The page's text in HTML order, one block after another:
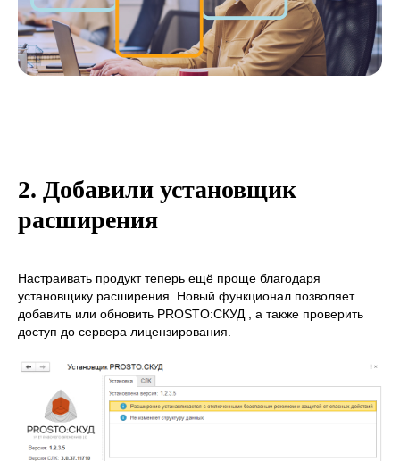
2. Добавили установщик
расширения
Настраивать продукт теперь ещё проще благодаря
установщику расширения. Новый функционал позволяет
добавить или обновить PROSTO:СКУД , а также проверить
доступ до сервера лицензирования.